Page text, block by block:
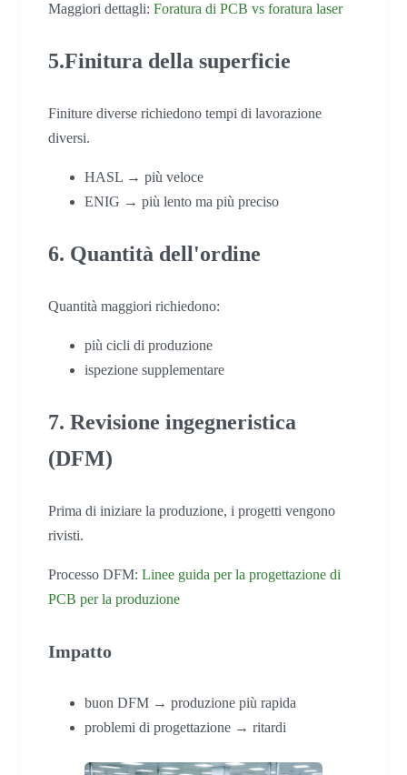
Maggiori dettagli: Foratura di PCB vs foratura laser
5.Finitura della superficie
Finiture diverse richiedono tempi di lavorazione
diversi.
HASL → più veloce
ENIG → più lento ma più preciso
6. Quantità dell'ordine
Quantità maggiori richiedono:
più cicli di produzione
ispezione supplementare
7. Revisione ingegneristica
(DFM)
Prima di iniziare la produzione, i progetti vengono
rivisti.
Processo DFM: Linee guida per la progettazione di
PCB per la produzione
Impatto
buon DFM → produzione più rapida
problemi di progettazione → ritardi